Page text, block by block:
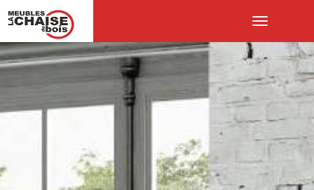
Ouvrir
le
menu